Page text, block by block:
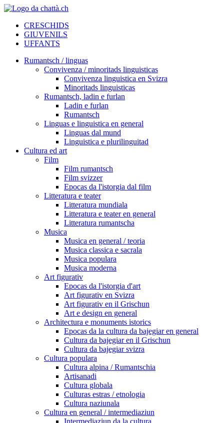
CRESCHIDS
GIUVENILS
UFFANTS
Rumantsch / linguas
Convivenza / minoritads linguisticas
Convivenza linguistica en Svizra
Minoritads linguisticas
Rumantsch, ladin e furlan
Ladin e furlan
Rumantsch
Linguas e linguistica en general
Linguas dal mund
Linguistica e plurilinguitad
Cultura ed art
Film
Film rumantsch
Film svizzer
Epocas da l'istorgia dal film
Litteratura e teater
Litteratura mundiala
Litteratura e teater en general
Litteratura rumantscha
Musica
Musica en general / teoria
Musica classica e sacrala
Musica populara
Musica moderna
Art figurativ
Epocas da l'istorgia d'art
Art figurativ en Svizra
Art figurativ en il Grischun
Art e design en general
Architectura e monuments istorics
Epocas da la cultura da bajegiar en general
Cultura da bajegiar en il Grischun
Cultura da bajegiar svizra
Cultura populara
Cultura alpina / Rumantschia
Artisanadi
Cultura globala
Culturas estras / etnologia
Cultura naziunala
Cultura en general / intermediaziun
Intermediaziun da la cultura